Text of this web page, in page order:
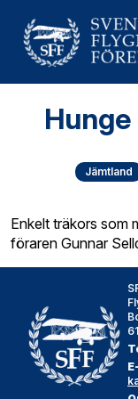
Jämtland
Enkelt träkors som
föraren Gunnar